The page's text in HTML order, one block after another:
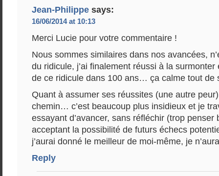
Jean-Philippe says:
16/06/2014 at 10:13
Merci Lucie pour votre commentaire !
Nous sommes similaires dans nos avancées,
du ridicule, j’ai finalement réussi à la surmonter
de ce ridicule dans 100 ans… ça calme tout de
Quant à assumer ses réussites (une autre
chemin… c’est beaucoup plus insidieux et je
essayant d’avancer, sans réfléchir (trop penser
acceptant la possibilité de futurs échecs
j’aurai donné le meilleur de moi-même, je
Reply